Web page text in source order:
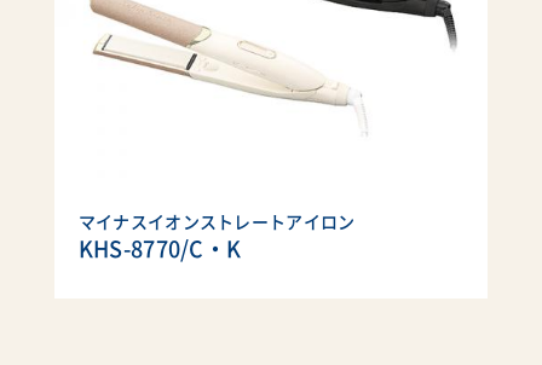
マイナスイオンストレートアイロン
KHS-8770/C・K